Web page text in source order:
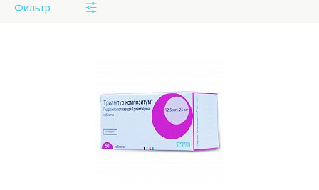
Фильтр